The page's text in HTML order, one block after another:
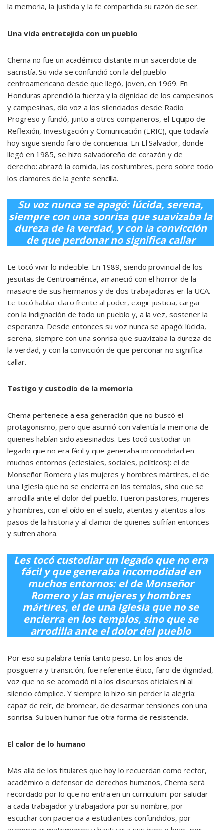
la memoria, la justicia y la fe compartida su razón de ser.
Una vida entretejida con un pueblo
Chema no fue un académico distante ni un sacerdote de
sacristía. Su vida se confundió con la del pueblo
centroamericano desde que llegó, joven, en 1969. En
Honduras aprendió la fuerza y la dignidad de los campesinos
y campesinas, dio voz a los silenciados desde Radio
Progreso y fundó, junto a otros compañeros, el Equipo de
Reflexión, Investigación y Comunicación (ERIC), que todavía
hoy sigue siendo faro de conciencia. En El Salvador, donde
llegó en 1985, se hizo salvadoreño de corazón y de
derecho: abrazó la comida, las costumbres, pero sobre todo
los clamores de la gente sencilla.
Su voz nunca se apagó: lúcida, serena,
siempre con una sonrisa que suavizaba la
dureza de la verdad, y con la convicción
de que perdonar no significa callar
Le tocó vivir lo indecible. En 1989, siendo provincial de los
jesuitas de Centroamérica, amaneció con el horror de la
masacre de sus hermanos y de dos trabajadoras en la UCA.
Le tocó hablar claro frente al poder, exigir justicia, cargar
con la indignación de todo un pueblo y, a la vez, sostener la
esperanza. Desde entonces su voz nunca se apagó: lúcida,
serena, siempre con una sonrisa que suavizaba la dureza de
la verdad, y con la convicción de que perdonar no significa
callar.
Testigo y custodio de la memoria
Chema pertenece a esa generación que no buscó el
protagonismo, pero que asumió con valentía la memoria de
quienes habían sido asesinados. Les tocó custodiar un
legado que no era fácil y que generaba incomodidad en
muchos entornos (eclesiales, sociales, políticos): el de
Monseñor Romero y las mujeres y hombres mártires, el de
una Iglesia que no se encierra en los templos, sino que se
arrodilla ante el dolor del pueblo. Fueron pastores, mujeres
y hombres, con el oído en el suelo, atentas y atentos a los
pasos de la historia y al clamor de quienes sufrían entonces
y sufren ahora.
Les tocó custodiar un legado que no era
fácil y que generaba incomodidad en
muchos entornos: el de Monseñor
Romero y las mujeres y hombres
mártires, el de una Iglesia que no se
encierra en los templos, sino que se
arrodilla ante el dolor del pueblo
Por eso su palabra tenía tanto peso. En los años de
posguerra y transición, fue referente ético, faro de dignidad,
voz que no se acomodó ni a los discursos oficiales ni al
silencio cómplice. Y siempre lo hizo sin perder la alegría:
capaz de reír, de bromear, de desarmar tensiones con una
sonrisa. Su buen humor fue otra forma de resistencia.
El calor de lo humano
Más allá de los titulares que hoy lo recuerdan como rector,
académico o defensor de derechos humanos, Chema será
recordado por lo que no entra en un currículum: por saludar
a cada trabajador y trabajadora por su nombre, por
escuchar con paciencia a estudiantes confundidos, por